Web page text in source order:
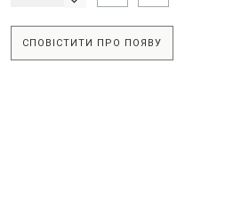
СПОВІСТИТИ ПРО ПОЯВУ